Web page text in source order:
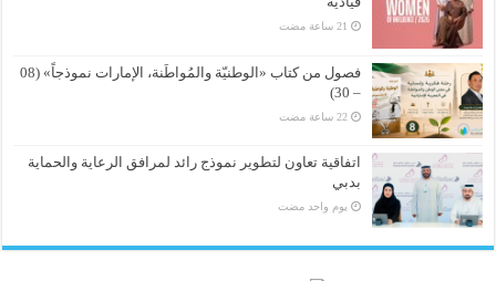
فصول من كتاب «الوطنيّة والمُواطَنة، الإمارات نموذجاً» (08
– 30)
اتفاقية تعاون لتطوير نموذج رائد لمرافق الرعاية والحماية
بدبي
‏يوم واحد مضت